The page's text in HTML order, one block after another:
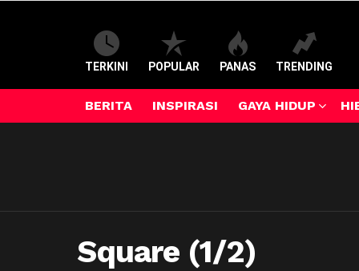
TERKINI POPULAR PANAS TRENDING
BERITA INSPIRASI GAYA HIDUP
Square (1/2)